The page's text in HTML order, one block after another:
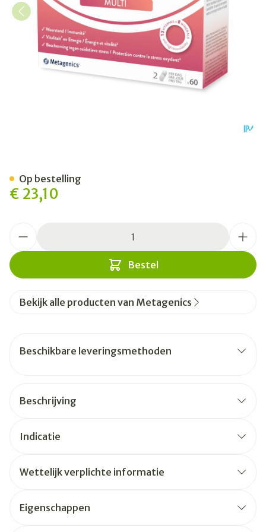
€ 23,10
Bestel
Op bestelling
Bekijk alle producten van Metagenics
Beschikbare leveringsmethoden
Beschrijving
Indicatie
Wettelijk verplichte informatie
Eigenschappen